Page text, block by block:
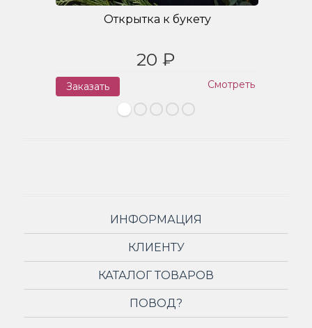
Открытка к букету
20 ₽
Заказать Смотреть
ИНФОРМАЦИЯ
КЛИЕНТУ
КАТАЛОГ ТОВАРОВ
ПОВОД?